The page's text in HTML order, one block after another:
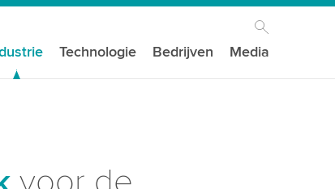
Technologie Bedrijven Media